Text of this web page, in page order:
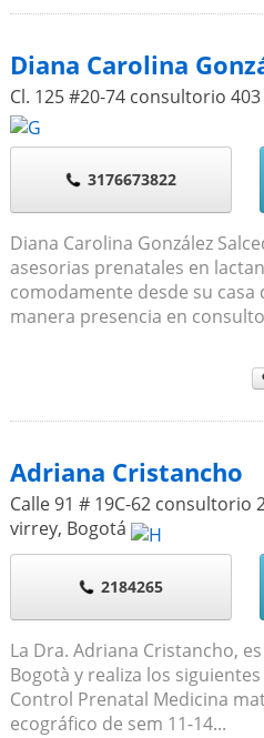
Diana Carolina
Cl. 125 #20-74 consultorio
3176673822
Diana Carolina González
asesorias prenatales en
comodamente desde su
manera presencia en
Adriana Cristancho
Calle 91 # 19C-62 consultorio
virrey, Bogotá
2184265
La Dra. Adriana Cristancho,
Bogotà y realiza los
Control Prenatal Medicina
ecográfico de sem 11-14...